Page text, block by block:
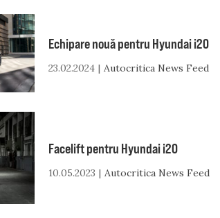
Echipare nouă pentru Hyundai i20
23.02.2024 Autocritica News Feed
Facelift pentru Hyundai i20
10.05.2023 Autocritica News Feed